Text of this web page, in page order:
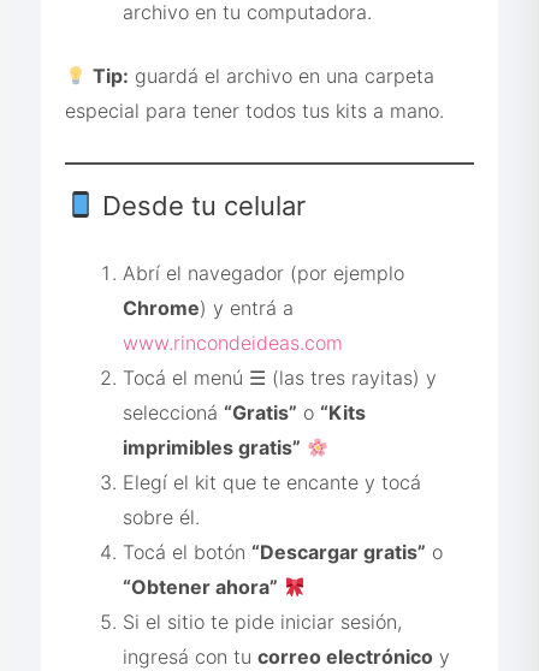
archivo en tu computadora.
Tip: guardá el archivo en una carpeta
especial para tener todos tus kits a mano.
Desde tu celular
Abrí el navegador (por ejemplo
Chrome) y entrá a
www.rincondeideas.com
Tocá el menú ☰ (las tres rayitas) y
seleccioná “Gratis” o “Kits
imprimibles gratis”
Elegí el kit que te encante y tocá
sobre él.
Tocá el botón “Descargar gratis” o
“Obtener ahora”
Si el sitio te pide iniciar sesión,
ingresá con tucorreo electrónico y